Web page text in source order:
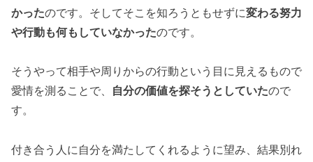
かったのです。そしてそこを知ろうともせずに変わる努力
や行動も何もしていなかったのです。
そうやって相手や周りからの行動という目に見えるもので
愛情を測ることで、
自分の価値を探そうとしていたので
す。
付き合う人に自分を満たしてくれるように望み、結果別れ